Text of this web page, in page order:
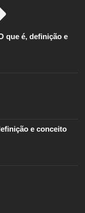
que é, definição e
e conceito